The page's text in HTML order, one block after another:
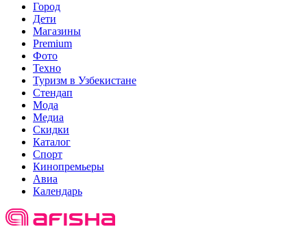
Город
Дети
Магазины
Premium
Фото
Техно
Туризм в Узбекистане
Стендап
Мода
Медиа
Скидки
Каталог
Спорт
Кинопремьеры
Авиа
Календарь